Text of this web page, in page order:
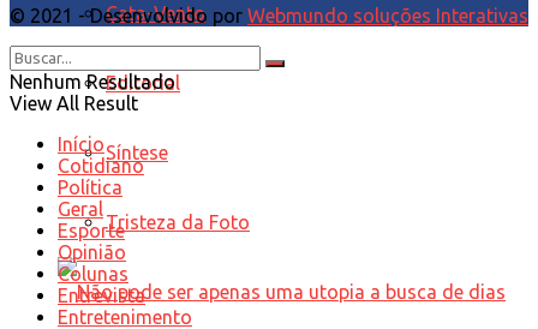
Cata-Vento
Editorial
Síntese
Tristeza da Foto
© 2021 - Desenvolvido por Webmundo soluções Interativas
Nenhum Resultado
View All Result
Início
Cotidiano
Política
Geral
Esporte
Opinião
Colunas
Entrevista
Entretenimento